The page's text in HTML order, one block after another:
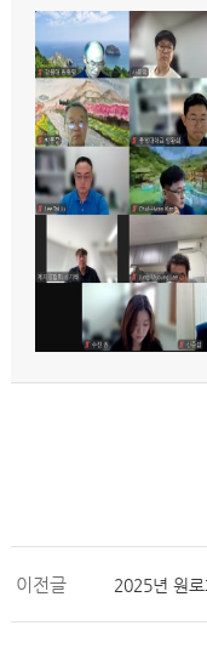
이전글 2025년 원로